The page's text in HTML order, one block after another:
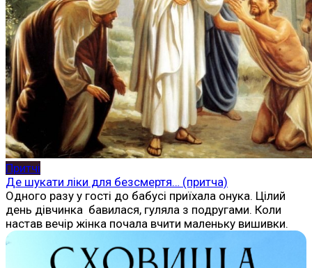
Притчі
Де шукати ліки для безсмертя… (притча)
Одного разу у гості до бабусі приїхала онука. Цілий
день дівчинка бавилася, гуляла з подругами. Коли
настав вечір жінка почала вчити маленьку вишивки.